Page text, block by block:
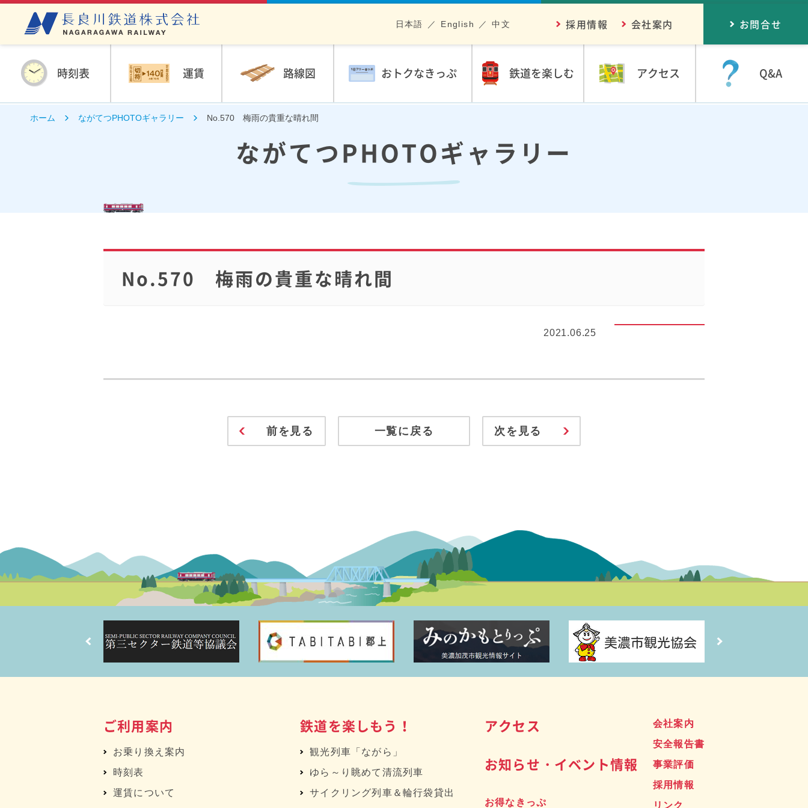
時刻表 運賃 路線図 おトクなきっぷ 鉄道を楽しむ アクセス Q&A
採用情報 会社案内
日本語 English 中文 お問合せ
ホーム ながてつPHOTOギャラリー No.570 梅雨の貴重な晴れ間
ながてつPHOTOギャラリー
No.570 梅雨の貴重な晴れ間
2021.06.25
前を見る 一覧に戻る 次を見る
ご利用案内
お乗り換え案内
時刻表
運賃について
鉄道を楽しもう！
観光列車「ながら」
ゆら～り眺めて清流列車
サイクリング列車＆輪行袋貸出
アクセス
お知らせ・イベント情報
お得なきっぷ
会社案内
安全報告書
事業評価
採用情報
リンク